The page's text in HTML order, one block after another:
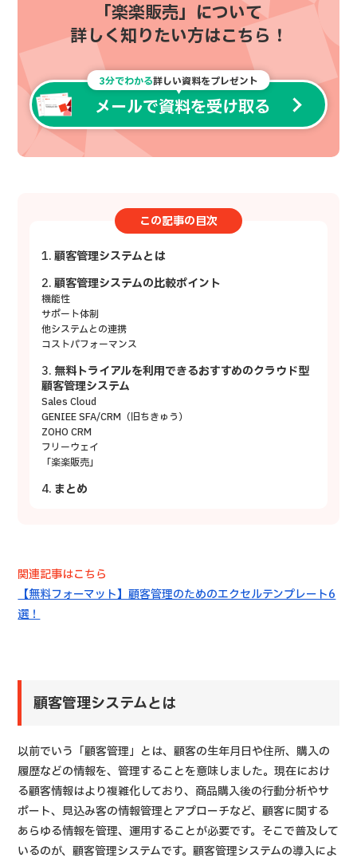
「楽楽販売」について
詳しく知りたい方はこちら！
3分でわかる詳しい資料をプレゼント
メールで資料を受け取る
この記事の目次
顧客管理システムとは
顧客管理システムの比較ポイント
機能性
サポート体制
他システムとの連携
コストパフォーマンス
無料トライアルを利用できるおすすめのクラウド型
顧客管理システム
Sales Cloud
GENIEE SFA/CRM（旧ちきゅう）
ZOHO CRM
フリーウェイ
「楽楽販売」
まとめ
関連記事はこちら
【無料フォーマット】顧客管理のためのエクセルテンプレート6
選！
顧客管理システムとは
以前でいう「顧客管理」とは、顧客の生年月日や住所、購入の
履歴などの情報を、管理することを意味しました。現在におけ
る顧客情報はより複雑化しており、商品購入後の行動分析やサ
ポート、見込み客の情報管理とアプローチなど、顧客に関する
あらゆる情報を管理、運用することが必要です。そこで普及して
いるのが、顧客管理システムです。顧客管理システムの導入によ